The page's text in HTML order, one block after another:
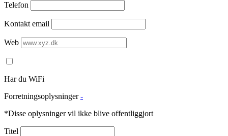
Telefon
Kontakt email
Web
Har du WiFi
Forretningsoplysninger -
*Disse oplysninger vil ikke blive offentliggjort
Titel